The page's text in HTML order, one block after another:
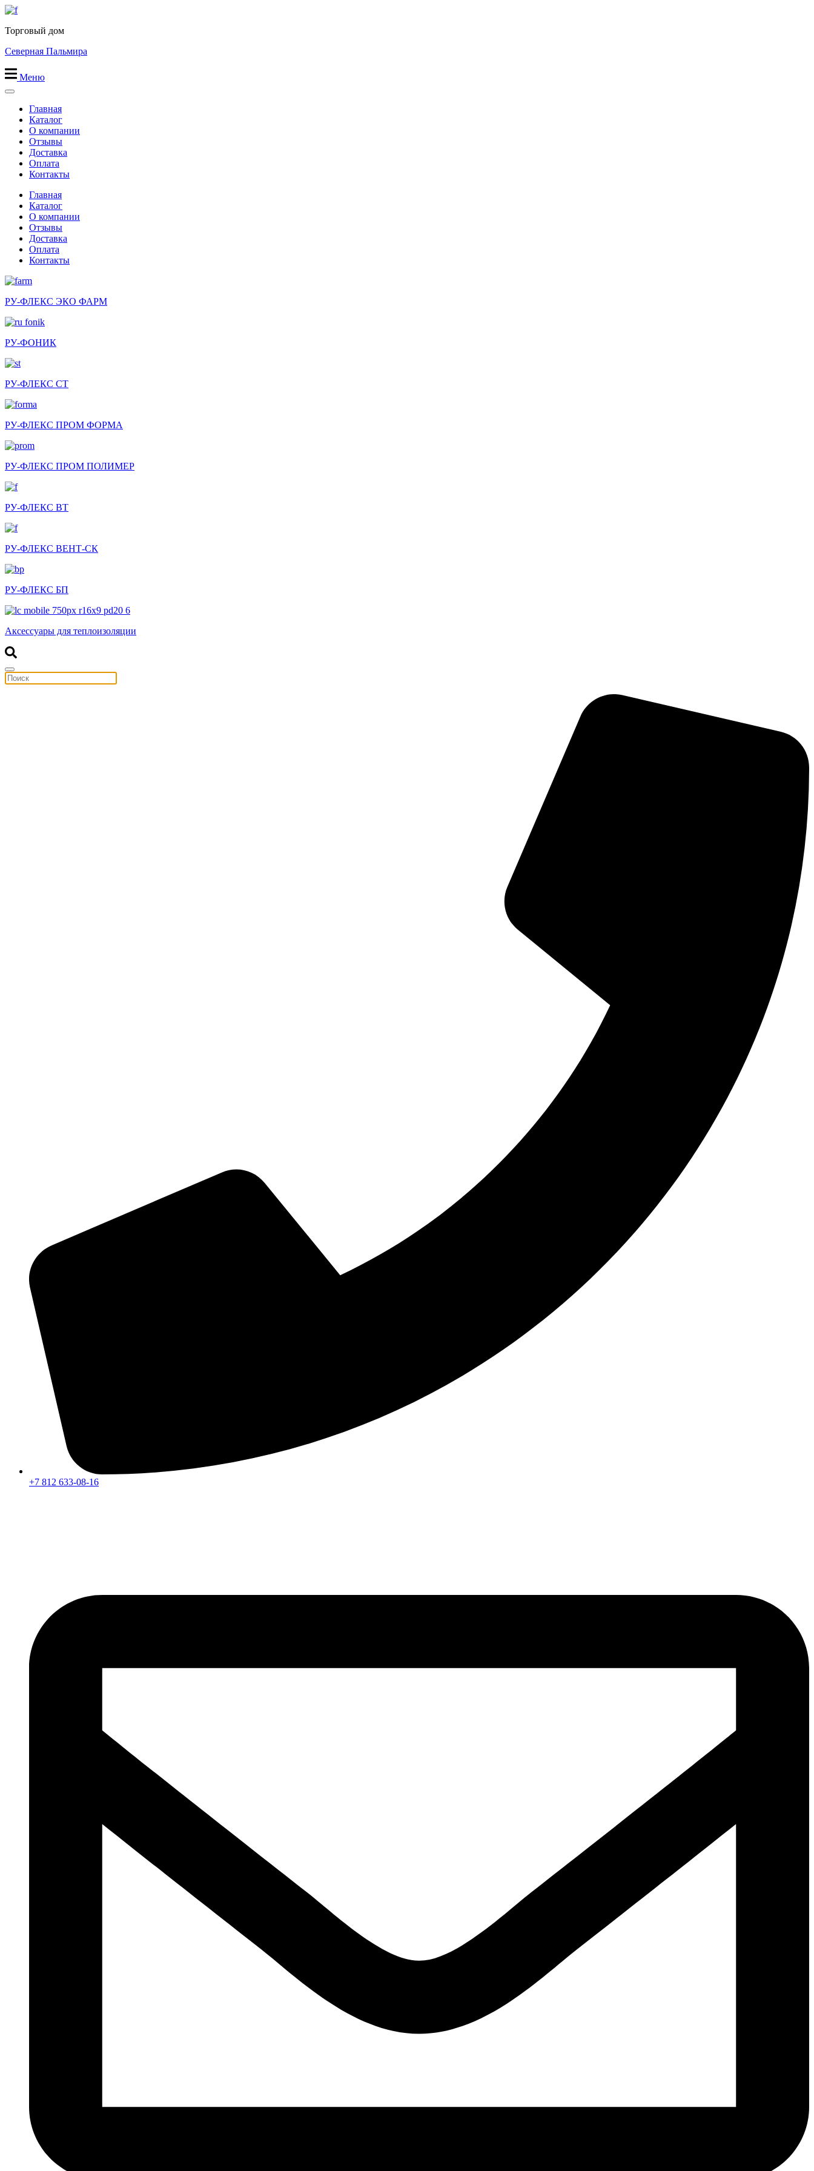
Перейти
содержимому
Торговый дом
Северная Пальмира
Меню
Главная
Каталог
О компании
Отзывы
Доставка
Оплата
Контакты
Главная
Каталог
О компании
Отзывы
Доставка
Оплата
Контакты
РУ-ФЛЕКС ЭКО ФАРМ
РУ-ФОНИК
РУ-ФЛЕКС СТ
РУ-ФЛЕКС ПРОМ ФОРМА
РУ-ФЛЕКС ПРОМ ПОЛИМЕР
РУ-ФЛЕКС ВТ
РУ-ФЛЕКС ВЕНТ-СК
РУ-ФЛЕКС БП
Аксессуары для теплоизоляции
+7 812 633-08-16